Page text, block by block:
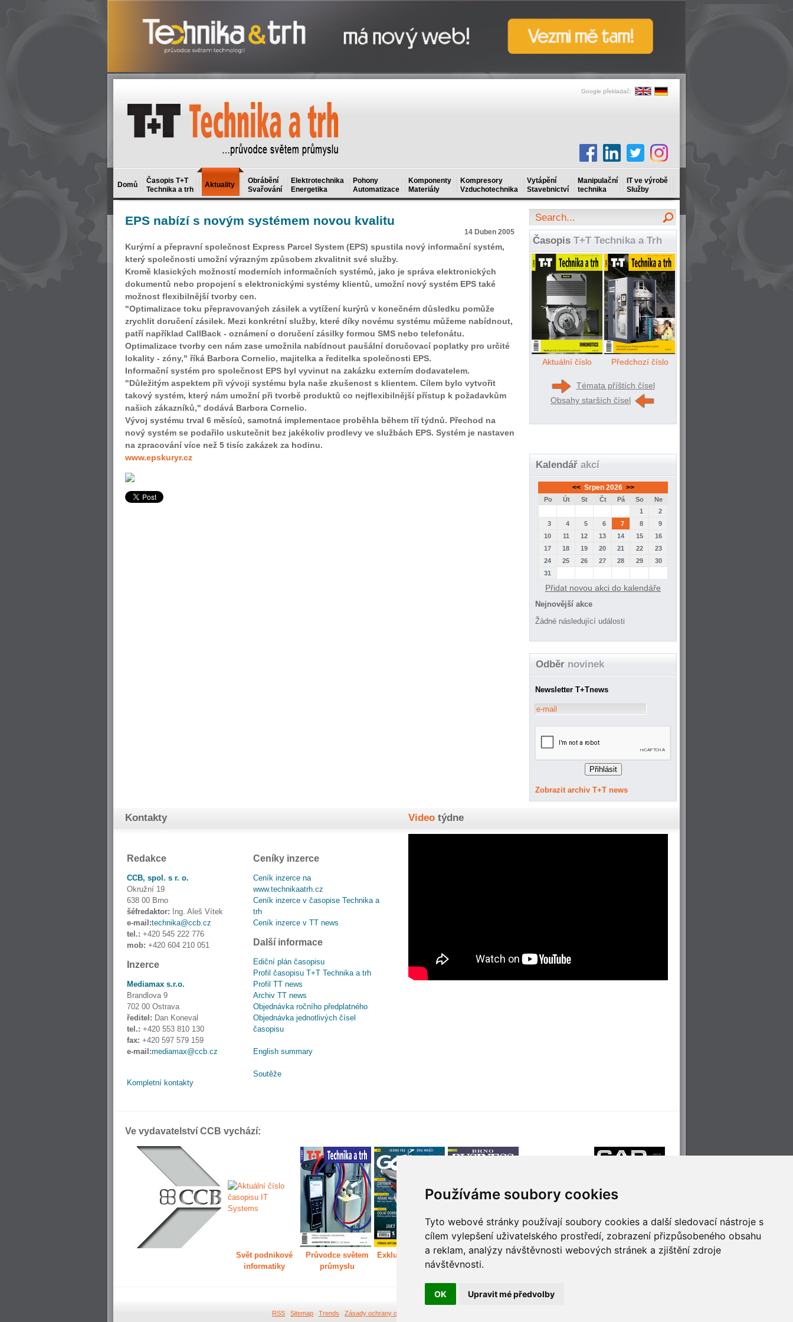
Používáme soubory cookies
Tyto webové stránky používají soubory cookies a další sledovací nástroje s
cílem vylepšení uživatelského prostředí, zobrazení přizpůsobeného obsahu
a reklam, analýzy návštěvnosti webových stránek a zjištění zdroje
návštěvnosti.
OK Upravit mé předvolby
Google překladač:
Domů
Časopis T+T
Technika a trh
Aktuality
Obrábění
Svařování
Elektrotechnika
Energetika
Pohony
Automatizace
Komponenty
Materiály
Kompresory
Vzduchotechnika
Vytápění
Stavebnictví
Manipulační
technika
IT ve výrobě
Služby
EPS nabízí s novým systémem novou kvalitu
14 Duben 2005
Kurýrní a přepravní společnost Express Parcel System (EPS) spustila nový informační systém,
který společnosti umožní výrazným způsobem zkvalitnit své služby.
Kromě klasických možností moderních informačních systémů, jako je správa elektronických
dokumentů nebo propojení s elektronickými systémy klientů, umožní nový systém EPS také
možnost flexibilnější tvorby cen.
"Optimalizace toku přepravovaných zásilek a vytížení kurýrů v konečném důsledku pomůže
zrychlit doručení zásilek. Mezi konkrétní služby, které díky novému systému můžeme nabídnout,
patří například CallBack - oznámení o doručení zásilky formou SMS nebo telefonátu.
Optimalizace tvorby cen nám zase umožnila nabídnout paušální doručovací poplatky pro určité
lokality - zóny," říká Barbora Cornelio, majitelka a ředitelka společnosti EPS.
Informační systém pro společnost EPS byl vyvinut na zakázku externím dodavatelem.
"Důležitým aspektem při vývoji systému byla naše zkušenost s klientem. Cílem bylo vytvořit
takový systém, který nám umožní při tvorbě produktů co nejflexibilnější přístup k požadavkům
našich zákazníků," dodává Barbora Cornelio.
Vývoj systému trval 6 měsíců, samotná implementace proběhla během tří týdnů. Přechod na
nový systém se podařilo uskutečnit bez jakékoliv prodlevy ve službách EPS. Systém je nastaven
na zpracování více než 5 tisíc zakázek za hodinu.
www.epskuryr.cz
Časopis T+T Technika a Trh
Aktuální číslo Předchozí číslo
Témata příštích čísel
Obsahy starších čísel
Kalendář akcí
<< Srpen 2026 >>
Po Út St Čt Pá So
Ne
1
2
3
4 5 6 7 8
9
10
11 12 13 14 15
16
17
18 19 20 21 22
23
24
25 26 27 28 29
30
31
Přidat novou akci do kalendáře
Nejnovější akce
Žádné následující události
Odběr novinek
Newsletter T+Tnews
Zobrazit archiv T+T news
Kontakty
Redakce
CCB, spol. s r. o.
Okružní 19
638 00 Brno
šéfredaktor: Ing. Aleš Vítek
e-mail:technika@ccb.cz
tel.: +420 545 222 776
mob: +420 604 210 051
Inzerce
Mediamax s.r.o.
Brandlova 9
702 00 Ostrava
ředitel: Dan Koneval
tel.: +420 553 810 130
fax: +420 597 579 159
e-mail:mediamax@ccb.cz
Kompletní kontakty
Ceníky inzerce
Ceník inzerce na
www.technikaatrh.cz
Ceník inzerce v časopise Technika a
trh
Ceník inzerce v TT news
Další informace
Ediční plán časopisu
Profil časopisu T+T Technika a trh
Profil TT news
Archiv TT news
Objednávka ročního předplatného
Objednávka jednotlivých čísel
časopisu
English summary
Soutěže
Video týdne
Ve vydavatelství CCB vychází:
Svět podnikové
informatiky
Průvodce světem
průmyslu
Exkluzivně světem
Děláme Brno větší Příjemné cestování
Technologie pro
RSS Sitemap Trends Zásady ochrany osobních údajů